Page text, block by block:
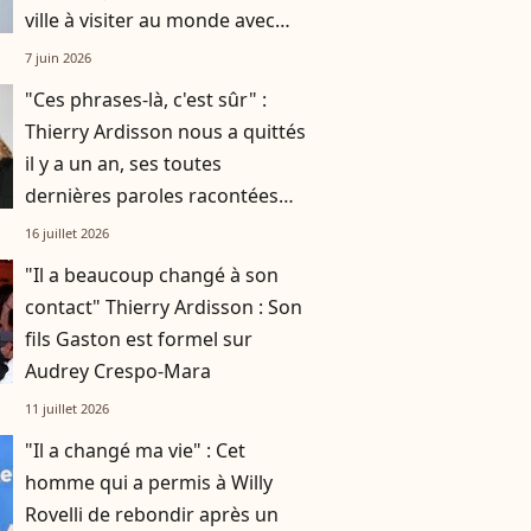
ville à visiter au monde avec
son fils Sékou
7 juin 2026
"Ces phrases-là, c'est sûr" :
Thierry Ardisson nous a quittés
il y a un an, ses toutes
dernières paroles racontées
par sa femme Audrey Crespo-
16 juillet 2026
"Il a beaucoup changé à son
contact" Thierry Ardisson : Son
fils Gaston est formel sur
Audrey Crespo-Mara
11 juillet 2026
"Il a changé ma vie" : Cet
homme qui a permis à Willy
Rovelli de rebondir après un